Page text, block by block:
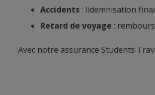
Accidents : Iidemnisation
Retard de voyage :
Avec notre assurance Students